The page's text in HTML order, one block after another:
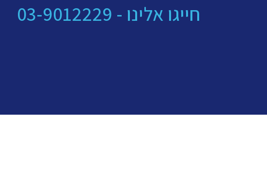
חייגו אלינו - 03-9012229